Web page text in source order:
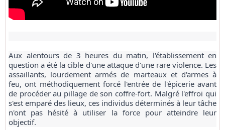
Aux alentours de 3 heures du matin, l'établissement en
question a été la cible d'une attaque d'une rare violence. Les
assaillants, lourdement armés de marteaux et d'armes à
feu, ont méthodiquement forcé l'entrée de l'épicerie avant
de procéder au pillage de son coffre-fort. Malgré l'effroi qui
s'est emparé des lieux, ces individus déterminés à leur tâche
n'ont pas hésité à utiliser la force pour atteindre leur
objectif.